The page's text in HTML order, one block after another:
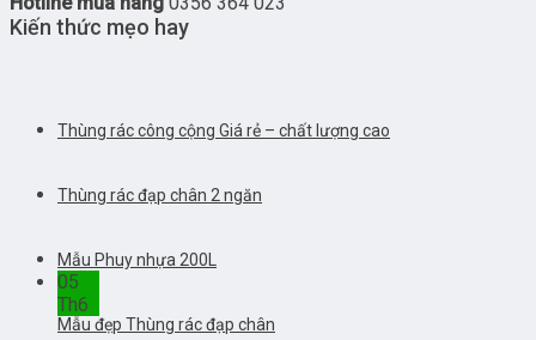
Kiến thức mẹo hay
Thùng rác công cộng Giá rẻ – chất lượng cao
Thùng rác đạp chân 2 ngăn
Mẫu Phuy nhựa 200L
05
Th6
Mẫu đẹp Thùng rác đạp chân